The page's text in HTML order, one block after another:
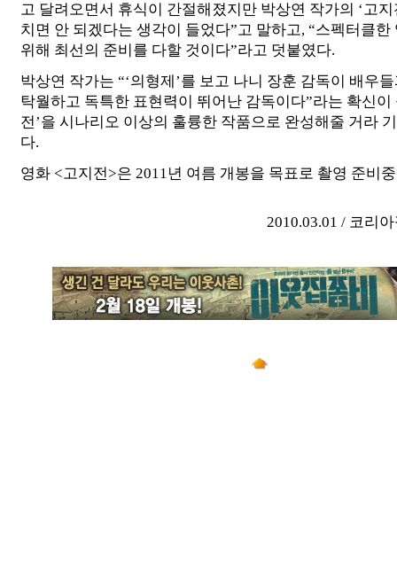
고 달려오면서 휴식이 간절해졌지만 박상연 작가의 ‘고지
치면 안 되겠다는 생각이 들었다”고 말하고, “스펙터클한
위해 최선의 준비를 다할 것이다”라고 덧붙였다.
박상연 작가는 “‘의형제’를 보고 나니 장훈 감독이 배우
탁월하고 독특한 표현력이 뛰어난 감독이다”라는 확신이
전’을 시나리오 이상의 훌륭한 작품으로 완성해줄 거라
다.
영화 <고지전>은 2011년 여름 개봉을 목표로 촬영 준비
2010.03.01 / 코리